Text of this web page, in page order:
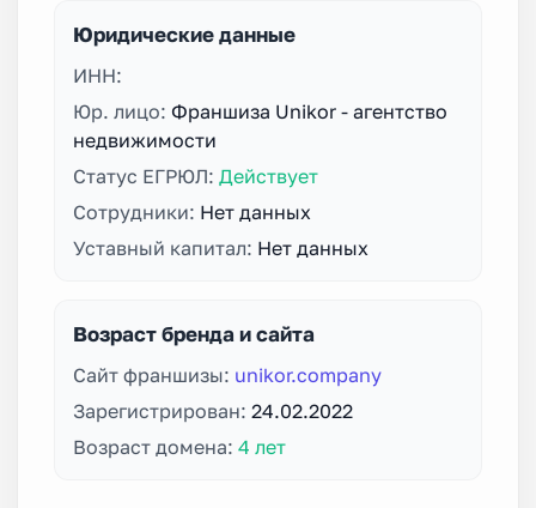
Юридические данные
ИНН:
Юр. лицо: Франшиза Unikor - агентство
недвижимости
Статус ЕГРЮЛ: Действует
Сотрудники: Нет данных
Уставный капитал: Нет данных
Возраст бренда и сайта
Сайт франшизы: unikor.company
Зарегистрирован: 24.02.2022
Возраст домена: 4 лет